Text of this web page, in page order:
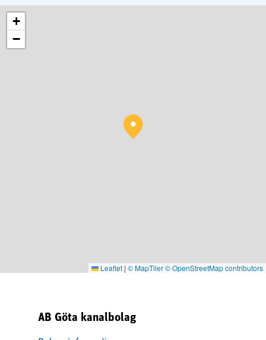
+
−
Leaflet | © MapTiler© OpenStreetMap contributors
AB Göta kanalbolag